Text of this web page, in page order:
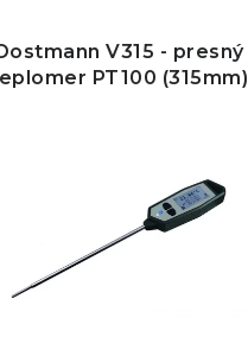
V315 - presný
PT100 (315mm)